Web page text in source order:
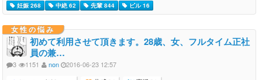
妊娠 268 中絶 62 先輩 844 ピル 16
女性の悩み
初めて利用させて頂きます。28歳、女、フルタイム正社
員の兼…
3 1151 non 2016-06-23 12:57